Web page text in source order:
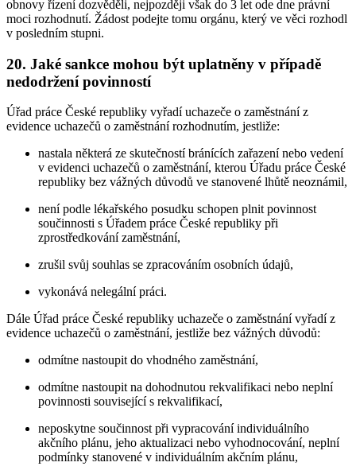
obnovy řízení dozvěděli, nejpozději však do 3 let ode dne právní
moci rozhodnutí. Žádost podejte tomu orgánu, který ve věci rozhodl
v posledním stupni.
20. Jaké sankce mohou být uplatněny v případě
nedodržení povinností
Úřad práce České republiky vyřadí uchazeče o zaměstnání z
evidence uchazečů o zaměstnání rozhodnutím, jestliže:
nastala některá ze skutečností bránících zařazení nebo vedení
v evidenci uchazečů o zaměstnání, kterou Úřadu práce České
republiky bez vážných důvodů ve stanovené lhůtě neoznámil,
není podle lékařského posudku schopen plnit povinnost
součinnosti s Úřadem práce České republiky při
zprostředkování zaměstnání,
zrušil svůj souhlas se zpracováním osobních údajů,
vykonává nelegální práci.
Dále Úřad práce České republiky uchazeče o zaměstnání vyřadí z
evidence uchazečů o zaměstnání, jestliže bez vážných důvodů:
odmítne nastoupit do vhodného zaměstnání,
odmítne nastoupit na dohodnutou rekvalifikaci nebo neplní
povinnosti související s rekvalifikací,
neposkytne součinnost při vypracování individuálního
akčního plánu, jeho aktualizaci nebo vyhodnocování, neplní
podmínky stanovené v individuálním akčním plánu,